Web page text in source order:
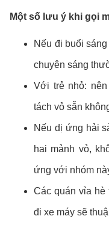
Một số lưu ý khi gọi
Nếu đi buổi
chuyên sáng
Với trẻ nhỏ:
tách vỏ sẵn
Nếu dị ứng hải
hai mảnh vỏ,
ứng với nhóm
Các quán vỉa
đi xe máy sẽ